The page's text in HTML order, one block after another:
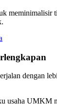
dengan
usaha